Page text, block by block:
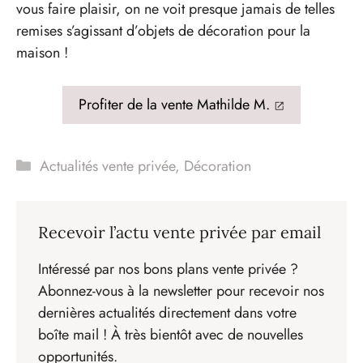
vous faire plaisir, on ne voit presque jamais de telles
remises s’agissant d’objets de décoration pour la
maison !
Profiter de la vente Mathilde M.
Catégories
Actualités vente privée, Décoration
Recevoir l’actu vente privée par email
Intéressé par nos bons plans vente privée ?
Abonnez-vous à la newsletter pour recevoir nos
dernières actualités directement dans votre
boîte mail ! À très bientôt avec de nouvelles
opportunités.